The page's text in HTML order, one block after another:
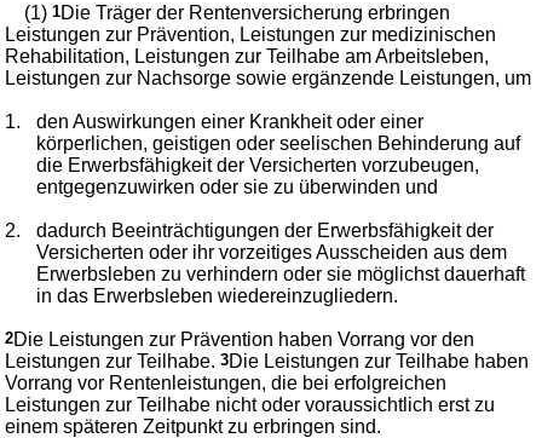
(1)1Die Träger der Rentenversicherung erbringen
Leistungen zur Prävention, Leistungen zur medizinischen
Rehabilitation, Leistungen zur Teilhabe am Arbeitsleben,
Leistungen zur Nachsorge sowie ergänzende Leistungen, um
1.
den Auswirkungen einer Krankheit oder einer
körperlichen, geistigen oder seelischen Behinderung auf
die Erwerbsfähigkeit der Versicherten vorzubeugen,
entgegenzuwirken oder sie zu überwinden und
2.
dadurch Beeinträchtigungen der Erwerbsfähigkeit der
Versicherten oder ihr vorzeitiges Ausscheiden aus dem
Erwerbsleben zu verhindern oder sie möglichst dauerhaft
in das Erwerbsleben wiedereinzugliedern.
2Die Leistungen zur Prävention haben Vorrang vor den
Leistungen zur Teilhabe.3Die Leistungen zur Teilhabe haben
Vorrang vor Rentenleistungen, die bei erfolgreichen
Leistungen zur Teilhabe nicht oder voraussichtlich erst zu
einem späteren Zeitpunkt zu erbringen sind.